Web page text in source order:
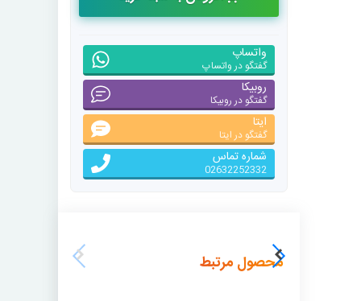
واتساپ
گفتگو در واتساپ
روبیکا
گفتگو در روبیکا
ایتا
گفتگو در ایتا
شماره تماس
02632252332
محصول مرتبط